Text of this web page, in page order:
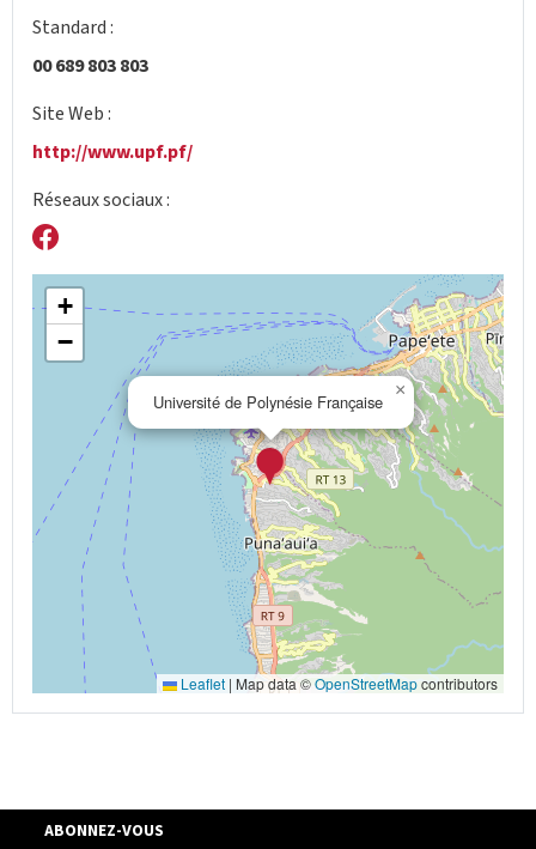
Standard :
00 689 803 803
Site Web :
http://www.upf.pf/
Réseaux sociaux :
Université de Polynésie Française
×
+
−
Leaflet | Map data ©OpenStreetMapcontributors
ABONNEZ-VOUS